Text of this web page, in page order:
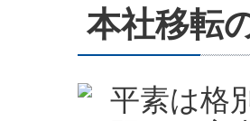
本社移転
平素は格